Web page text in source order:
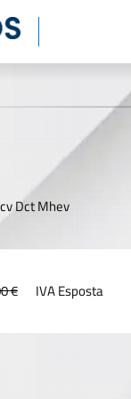
Dct Mhev
€ IVA Esposta